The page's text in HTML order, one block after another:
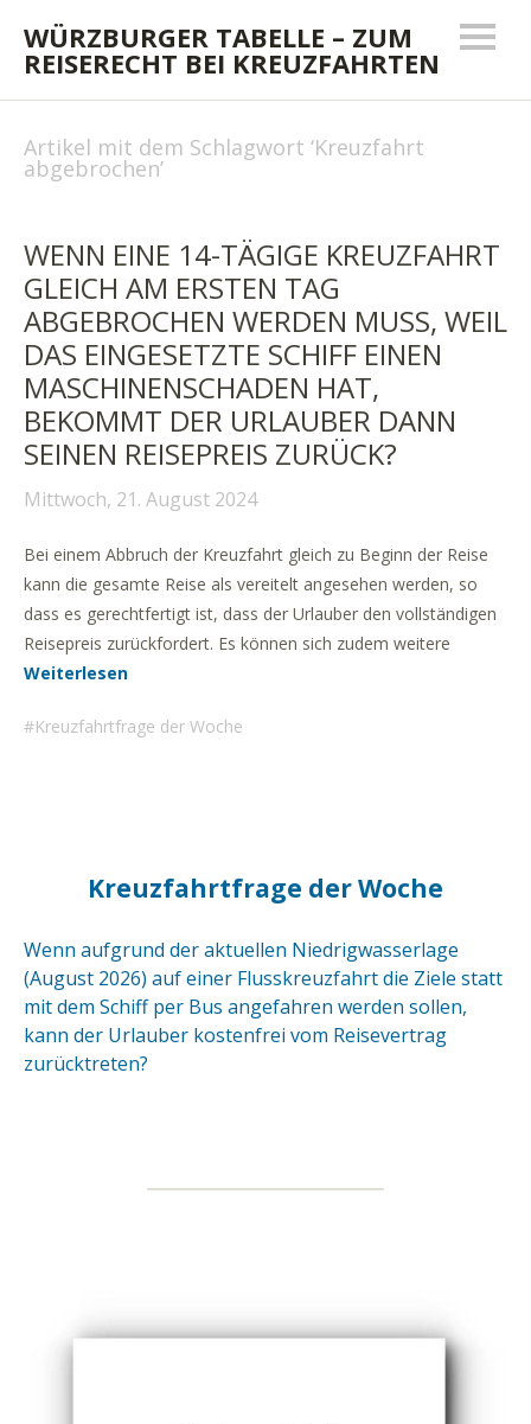
WÜRZBURGER TABELLE – ZUM
REISERECHT BEI KREUZFAHRTEN
Artikel mit dem Schlagwort ‘Kreuzfahrt
abgebrochen’
WENN EINE 14-TÄGIGE KREUZFAHRT
GLEICH AM ERSTEN TAG
ABGEBROCHEN WERDEN MUSS, WEIL
DAS EINGESETZTE SCHIFF EINEN
MASCHINENSCHADEN HAT,
BEKOMMT DER URLAUBER DANN
SEINEN REISEPREIS ZURÜCK?
Mittwoch, 21. August 2024
Bei einem Abbruch der Kreuzfahrt gleich zu Beginn der Reise
kann die gesamte Reise als vereitelt angesehen werden, so
dass es gerechtfertigt ist, dass der Urlauber den vollständigen
Reisepreis zurückfordert. Es können sich zudem weitere
Weiterlesen
Kreuzfahrtfrage der Woche
Kreuzfahrtfrage der Woche
Wenn aufgrund der aktuellen Niedrigwasserlage
(August 2026) auf einer Flusskreuzfahrt die Ziele statt
mit dem Schiff per Bus angefahren werden sollen,
kann der Urlauber kostenfrei vom Reisevertrag
zurücktreten?